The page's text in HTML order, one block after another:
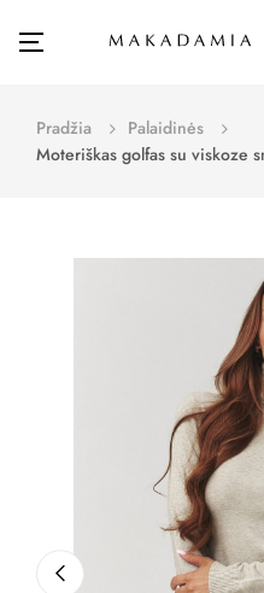
Toggle
☰
Pradžia
Palaidinės
Moteriškas golfas su viskoze